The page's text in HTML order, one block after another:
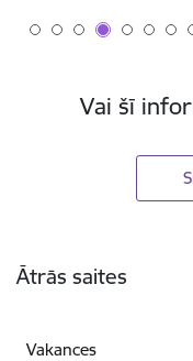
Vai šī
Ātrās saites
Vakances